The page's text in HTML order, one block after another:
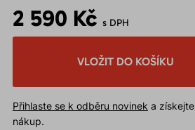
2 590 Kč s DPH
VLOŽIT DO KOŠÍKU
Přihlaste se k odběru novinek a získejte
nákup.